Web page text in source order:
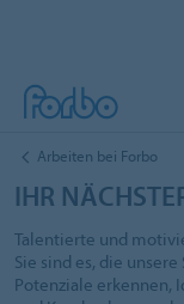
Arbeiten bei Forbo
IHR
Talentierte und
Sie sind es, die
Potenziale erkennen,